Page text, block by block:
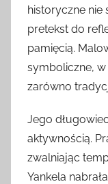
historyczne nie
pretekst do
pamięcią.
symboliczne,
zarówno
Jego
aktywnością.
zwalniając
Yankela